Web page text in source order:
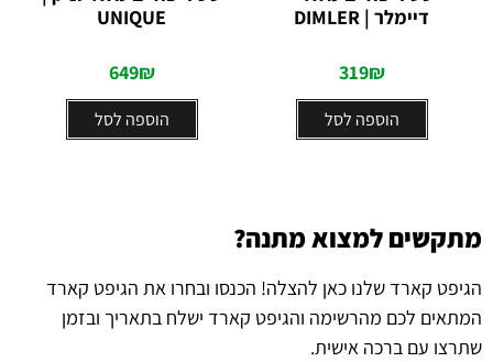
מתוך
UNIQUE
מתקשים למצוא מתנה?
הגיפט קארד שלנו כאן להצלה! הכנסו ובחרו את הגיפט קארד
המתאים לכם מהרשימה והגיפט קארד ישלח בתאריך ובזמן
שתרצו עם ברכה אישית.